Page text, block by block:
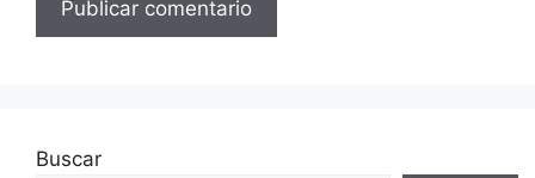
Buscar